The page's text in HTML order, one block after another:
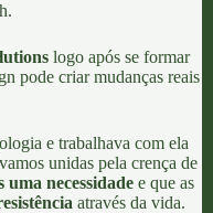
logo após se formar
pode criar mudanças reais
e trabalhava com ela
unidas pela crença de
necessidade e que as
através da vida.